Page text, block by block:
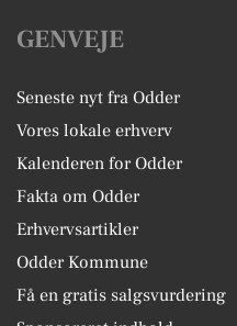
GENVEJE
Seneste nyt fra Odder
Vores lokale erhverv
Kalenderen for Odder
Fakta om Odder
Erhvervsartikler
Odder Kommune
Få en gratis salgsvurdering